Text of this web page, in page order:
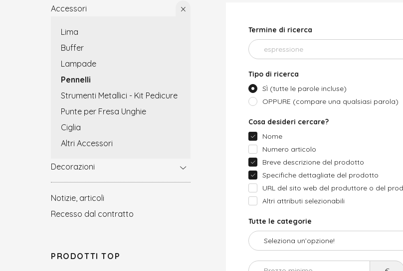
Accessori
Lima
Buffer
Lampade
Pennelli
Strumenti Metallici - Kit Pedicure
Punte per Fresa Unghie
Ciglia
Altri Accessori
Decorazioni
Notizie, articoli
Recesso dal contratto
PRODOTTI TOP
Termine di ricerca
Tipo di ricerca
SÌ (tutte le parole incluse)
OPPURE (compare una qualsiasi parola)
Cosa desideri cercare?
Nome
Numero articolo
Breve descrizione del prodotto
Specifiche dettagliate del prodotto
URL del sito web del produttore o del
Altri attributi selezionabili
Tutte le categorie